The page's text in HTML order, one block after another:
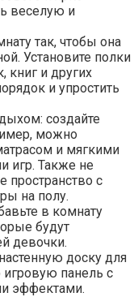
веселую и
так, чтобы она
Установите полки
книг и других
и упростить
создайте
можно
и мягкими
игр. Также не
пространство с
на полу.
в комнату
будут
девочки.
доску для
игровую панель с
эффектами.